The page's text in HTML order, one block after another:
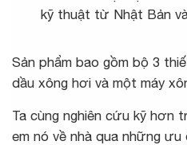
kỹ thuật từ Nhật Bản
Sản phẩm bao gồm bộ 3
dầu xông hơi và một máy
Ta cùng nghiên cứu kỹ hơn
em nó về nhà qua những ưu